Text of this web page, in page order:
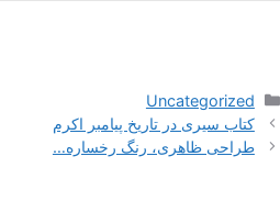
دسته‌ها
Uncategorized
ناوبری
نوشته‌ها
کتاب سیری در تاریخ پیامبر اکرم
طراحی ظاهری، رنگ رخساره…